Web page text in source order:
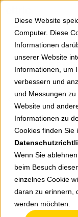
Diese Website
Computer. Diese
Informationen
unserer Website
Informationen, um
verbessern und
und Messungen
Website und
Informationen zu
Cookies finden Sie
Wenn Sie
beim Besuch
einzelnes Cookie
daran zu erinnern,
werden möchten.
Springe zu Hauptinhalt
zurück zur